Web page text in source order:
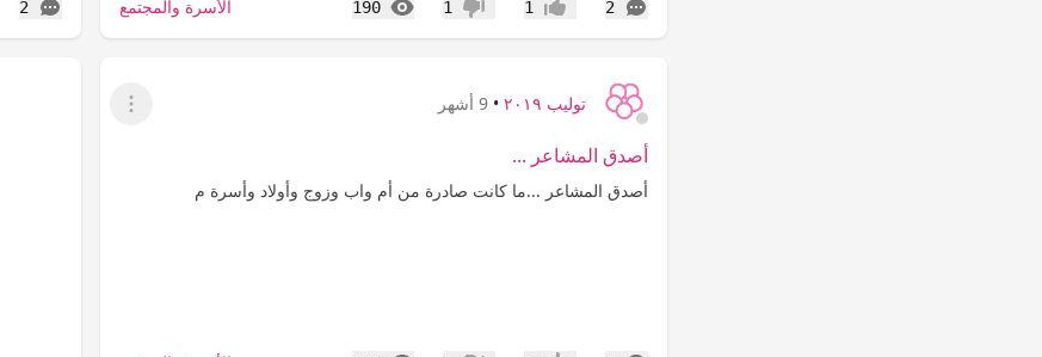
2
التعليقات إعجاب1 عدم إعجاب
1
190
المشاهدات الأسرة والمجتمع 2
التعليقات
توليب ٢٠١٩ • 9 أشهر
عرض القائمة
أصدق المشاعر ...
‏أصدق المشاعر ...‏ما كانت صادرة من أم واب وزوج وأولاد وأسرة م